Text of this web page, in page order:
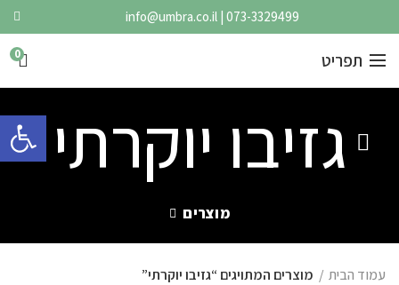
073-3329499
|
info@umbra.co.il
תפריט 0
גזיבו יוקרתי
מוצרים
עמוד הבית מוצרים המתויגים “גזיבו יוקרתי”